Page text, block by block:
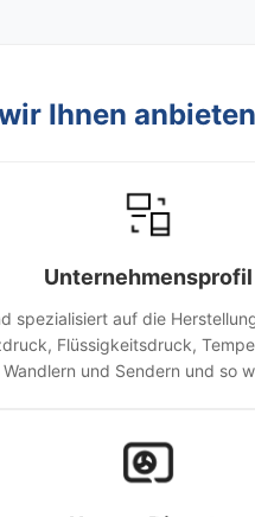
Ihnen
Unternehmensprofil
spezialisiert auf die
Flüssigkeitsdruck,
Wandlern und Sendern und so